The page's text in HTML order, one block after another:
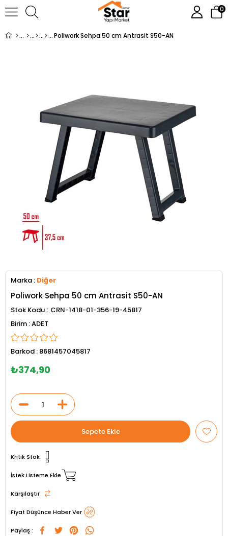
0
Poliwork Sehpa 50 cm Antrasit S50-AN
Marka : Diğer
Poliwork Sehpa 50 cm Antrasit S50-AN
Stok Kodu
CRN-1418-01-356-19-45817
ADET
Barkod : 8681457045817
₺374,90
Kritik Stok
İstek Listeme Ekle
Karşılaştır
Fiyat Düşünce Haber Ver
Paylaş :